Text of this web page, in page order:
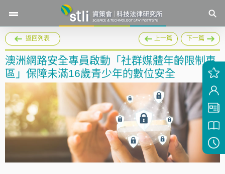
返回列表 上一篇 下一篇
澳洲網路安全專員啟動「社群媒體年齡限制專
區」保障未滿16歲青少年的數位安全